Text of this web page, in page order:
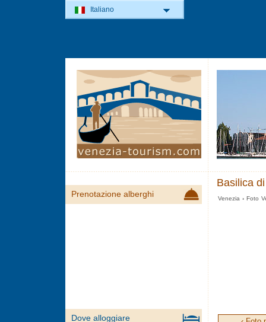
Basilica
Venezia ›Foto
Prenotazione alberghi
Dove alloggiare
Italiano